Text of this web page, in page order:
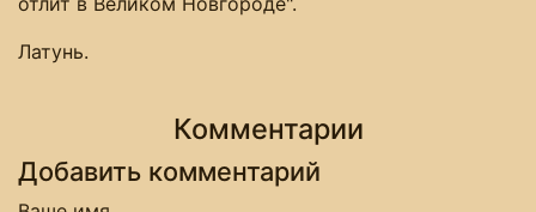
Латунь.
Комментарии
Добавить комментарий